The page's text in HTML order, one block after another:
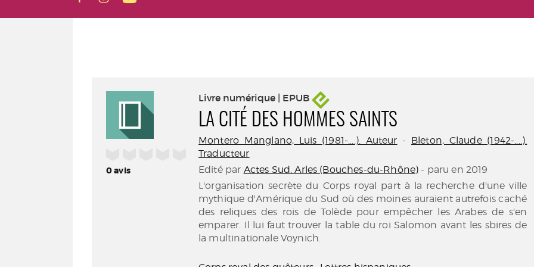
0avis
Livre numérique | EPUB
LA CITÉ DES HOMMES SAINTS
Montero Manglano, Luis (1981-....). Auteur - Bleton, Claude (1942-....).
Traducteur
Edité par Actes Sud. Arles (Bouches-du-Rhône) - paru en 2019
L'organisation secrète du Corps royal part à la recherche d'une ville
mythique d'Amérique du Sud où des moines auraient autrefois caché
des reliques des rois de Tolède pour empêcher les Arabes de s'en
emparer. Il lui faut trouver la table du roi Salomon avant les sbires de
la multinationale Voynich.